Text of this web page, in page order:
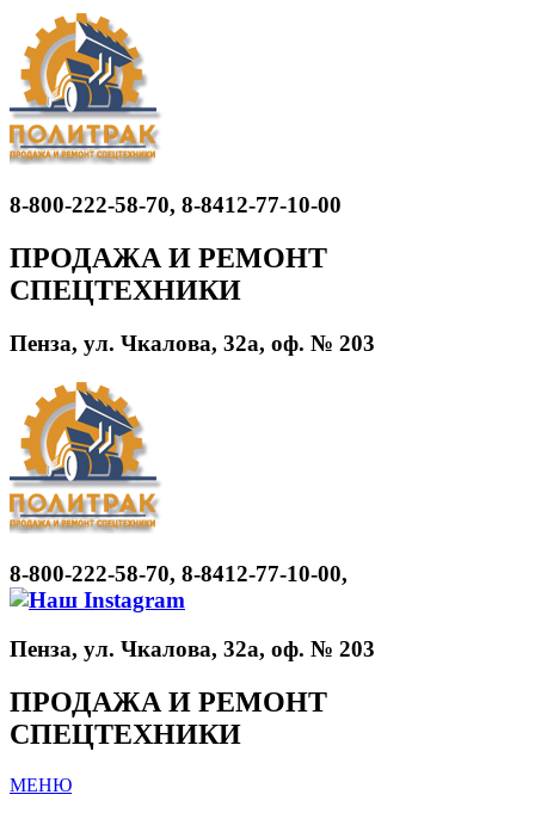
8-800-222-58-70, 8-8412-77-10-00
ПРОДАЖА И РЕМОНТ
СПЕЦТЕХНИКИ
Пенза, ул. Чкалова, 32а, оф. № 203
8-800-222-58-70, 8-8412-77-10-00,
Пенза, ул. Чкалова, 32а, оф. № 203
ПРОДАЖА И РЕМОНТ
СПЕЦТЕХНИКИ
МЕНЮ